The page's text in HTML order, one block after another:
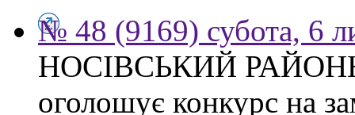
№ 48 (9169) субота, 6
НОСІВСЬКИЙ
оголошує конкурс на